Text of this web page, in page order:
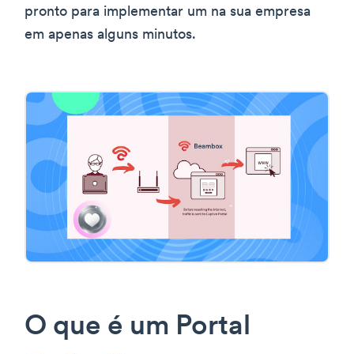
pronto para implementar um na sua empresa
em apenas alguns minutos.
O que é um Portal